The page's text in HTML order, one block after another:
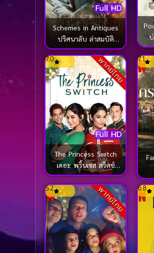
Full HD
Schemes in Antiques
ปริศนาลับ ล่าสมบัติ
สาบสูญ (2021)
พากย์ไทย
Full HD
7.0
The Princess Switch
เดอะ พริ้นเซส สวิตช์
สลับตัวไม่สลับหัวใจ
(2018)
7.1
พากย์ไทย
5.2 6.8